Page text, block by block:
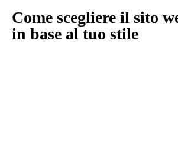
Come scegliere il sito
in base al tuo stile